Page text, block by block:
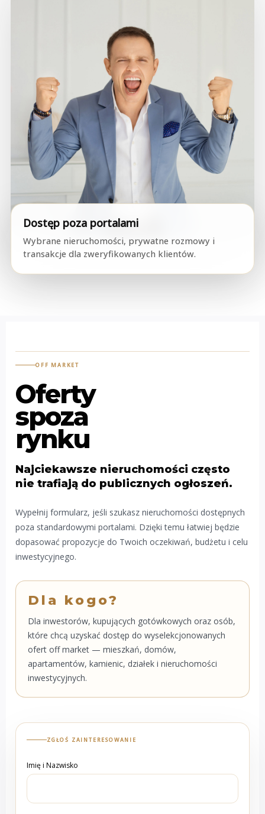
Dostęp poza portalami
Wybrane nieruchomości, prywatne rozmowy i
transakcje dla zweryfikowanych klientów.
OFF MARKET
Oferty
spoza
rynku
Najciekawsze nieruchomości często
nie trafiają do publicznych ogłoszeń.
Wypełnij formularz, jeśli szukasz nieruchomości dostępnych
poza standardowymi portalami. Dzięki temu łatwiej będzie
dopasować propozycje do Twoich oczekiwań, budżetu i celu
inwestycyjnego.
Dla kogo?
Dla inwestorów, kupujących gotówkowych oraz osób,
które chcą uzyskać dostęp do wyselekcjonowanych
ofert off market — mieszkań, domów,
apartamentów, kamienic, działek i nieruchomości
inwestycyjnych.
ZGŁOŚ ZAINTERESOWANIE
Imię i Nazwisko